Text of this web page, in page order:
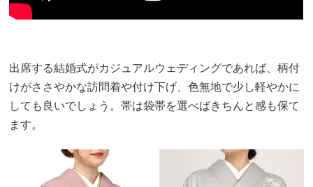
出席する結婚式がカジュアルウェディングであれば、柄付
けがささやかな訪問着や付け下げ、色無地で少し軽やかに
しても良いでしょう。帯は袋帯を選べばきちんと感も保て
ます。